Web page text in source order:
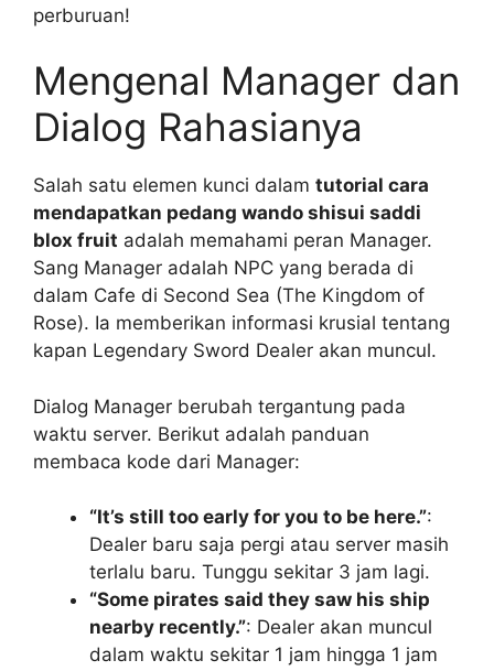
perburuan!
Mengenal Manager dan
Dialog Rahasianya
Salah satu elemen kunci dalam tutorial cara
mendapatkan pedang wando shisui saddi
blox fruit adalah memahami peran Manager.
Sang Manager adalah NPC yang berada di
dalam Cafe di Second Sea (The Kingdom of
Rose). Ia memberikan informasi krusial tentang
kapan Legendary Sword Dealer akan muncul.
Dialog Manager berubah tergantung pada
waktu server. Berikut adalah panduan
membaca kode dari Manager:
“It’s still too early for you to be here.”:
Dealer baru saja pergi atau server masih
terlalu baru. Tunggu sekitar 3 jam lagi.
“Some pirates said they saw his ship
nearby recently.”: Dealer akan muncul
dalam waktu sekitar 1 jam hingga 1 jam